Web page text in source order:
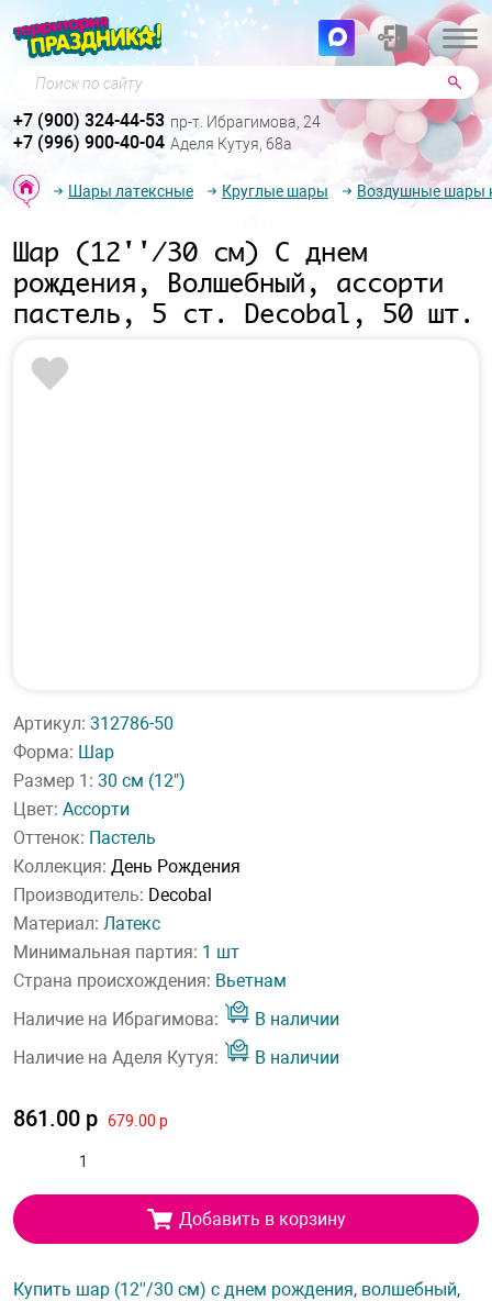
Поиск по сайту
+7 (900) 324-44-53 пр-т. Ибрагимова, 24
+7 (996) 900-40-04 Аделя Кутуя, 68а
Шары латексные Круглые шары Воздушные шары
Шар (12''/30 см) С днем
рождения, Волшебный, ассорти
пастель, 5 ст. Decobal, 50 шт.
Артикул: 312786-50
Форма: Шар
Размер 1: 30 см (12")
Цвет: Ассорти
Оттенок: Пастель
Коллекция: День Рождения
Производитель: Decobal
Материал: Латекс
Минимальная партия: 1 шт
Страна происхождения: Вьетнам
Наличие на Ибрагимова:
В наличии
Наличие на Аделя Кутуя:
В наличии
861.00 р 679.00 р
Добавить в корзину
Купить шар (12''/30 см) с днем рождения, волшебный,